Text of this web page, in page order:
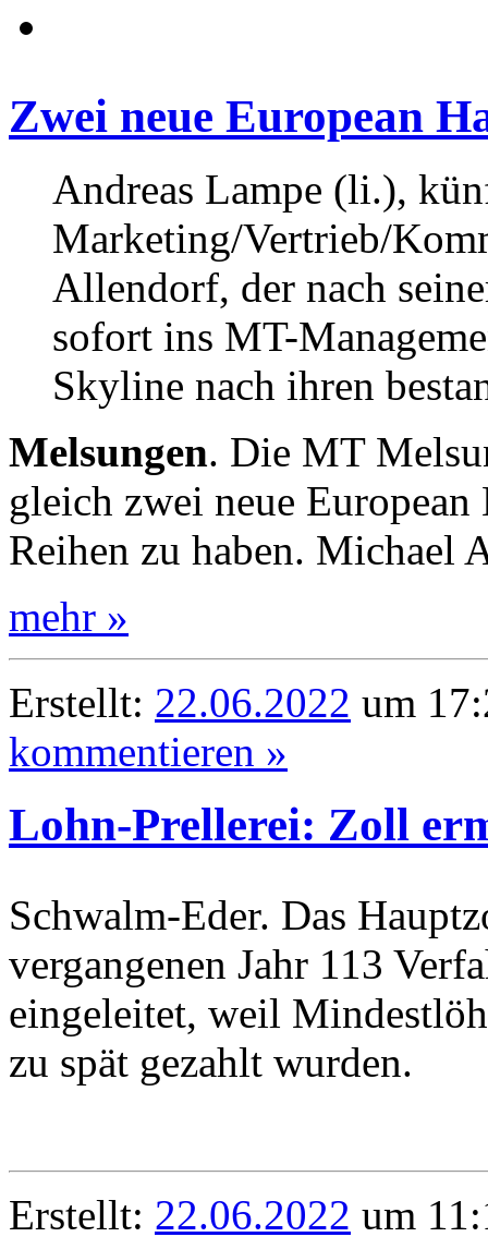
Zwei neue European
Andreas Lampe (li.),
Marketing/Vertrieb/
Allendorf, der nach
sofort ins MT-
Skyline nach ihren
Melsungen. Die MT
gleich zwei neue
Reihen zu haben. Michael
mehr »
Erstellt: 22.06.2022 um
kommentieren »
Lohn-Prellerei: Zoll
Schwalm-Eder. Das
vergangenen Jahr 113
eingeleitet, weil
zu spät gezahlt wurden.
Erstellt: 22.06.2022 um